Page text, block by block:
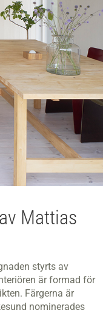
Mattias
styrts av
är formad för
Färgerna är
nominerades